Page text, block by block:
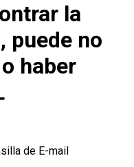
la
puede no
haber
de E-mail